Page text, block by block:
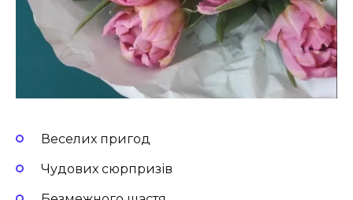
Веселих пригод
Чудових сюрпризів